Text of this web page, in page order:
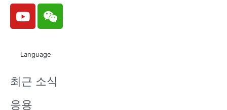
Y
o
u
e
W
e
i
n
Language
최근 소식
응용